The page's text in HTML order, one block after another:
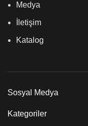
Medya
İletişim
Katalog
Sosyal Medya
Kategoriler